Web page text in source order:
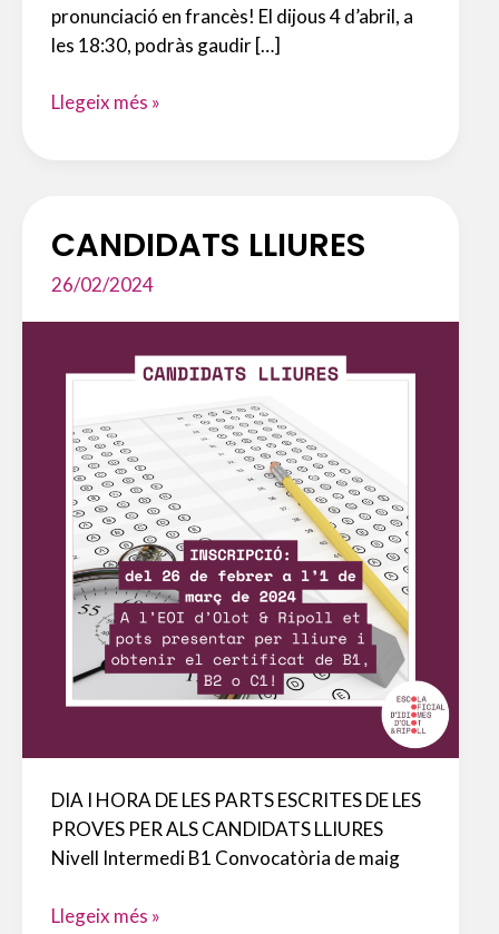
pronunciació en francès! El dijous 4 d’abril, a
les 18:30, podràs gaudir […]
TALLER
Llegeix més »
CANDIDATS LLIURES
26/02/2024
DIA I HORA DE LES PARTS ESCRITES DE LES
PROVES PER ALS CANDIDATS LLIURES
Nivell Intermedi B1 Convocatòria de maig
CANDIDATS
Llegeix més »